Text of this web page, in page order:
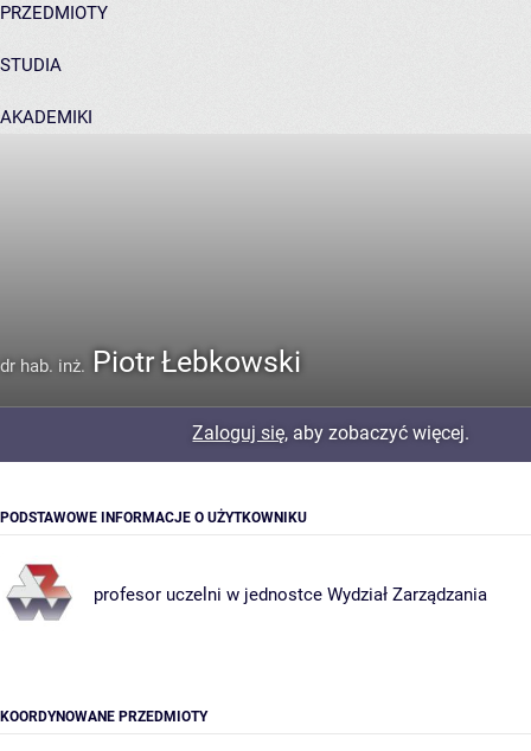
PRZEDMIOTY
STUDIA
AKADEMIKI
dr hab. inż. Piotr Łebkowski
Zaloguj się, aby zobaczyć więcej.
PODSTAWOWE INFORMACJE O UŻYTKOWNIKU
profesor uczelni w jednostce Wydział Zarządzania
KOORDYNOWANE PRZEDMIOTY